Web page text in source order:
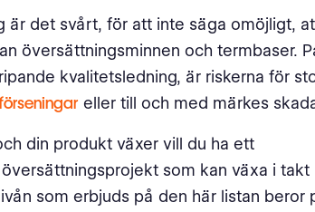
är det svårt, för att inte säga omöjligt,
översättningsminnen och termbaser.
kvalitetsledning, är riskerna för
eller till och med märkes
din produkt växer vill du ha ett
som kan växa i takt
som erbjuds på den här listan beror